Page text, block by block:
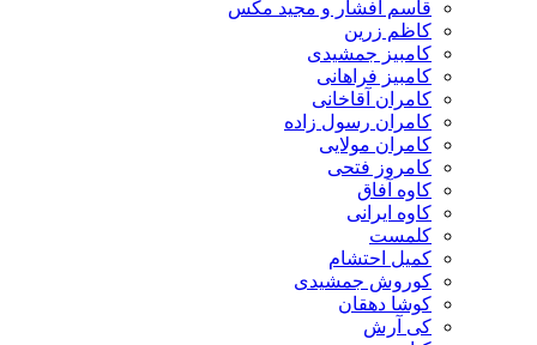
قاسم افشار و مجید مکس
کاظم زرین
کامبیز جمشیدی
کامبیز فراهانی
کامران آقاخانی
کامران رسول زاده
کامران مولایی
کامروز فتحی
کاوه آفاق
کاوه ایرانی
کلمست
کمیل احتشام
کوروش جمشیدی
کوشا دهقان
کی آرش